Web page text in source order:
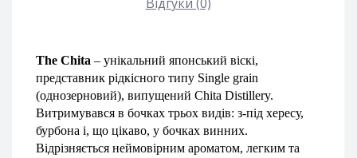
The Chita – унікальний японський віскі,
представник рідкісного типу Single grain
(однозерновий), випущений Chita Distillery.
Витримувався в бочках трьох видів: з-під хересу,
бурбона і, що цікаво, у бочках винних.
Відрізняється неймовірним ароматом, легким та